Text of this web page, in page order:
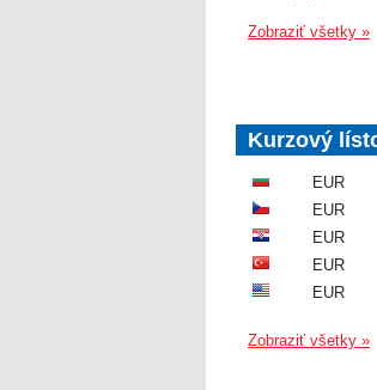
Zobraziť všetky »
Kurzový
EUR
EUR
EUR
EUR
EUR
Zobraziť všetky »